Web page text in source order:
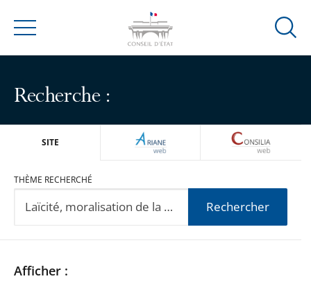
Menu
Ouvrir
Recherche :
SITE ARIANEWEB
THÈME RECHERCHÉ
Rechercher
Passer
Passer
Afficher :